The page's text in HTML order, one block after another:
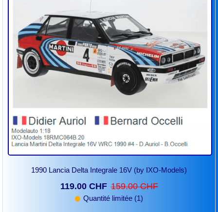
1990 Lancia Delta Integrale 16V (by IXO-Models)
119.00 CHF 159.00 CHF
Quantité limitée (1)